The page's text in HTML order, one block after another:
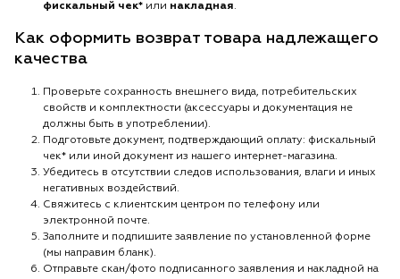
фискальный чек* или накладная.
Как оформить возврат товара надлежащего
качества
Проверьте сохранность внешнего вида, потребительских
свойств и комплектности (аксессуары и документация не
должны быть в употреблении).
Подготовьте документ, подтверждающий оплату: фискальный
чек* или иной документ из нашего интернет-магазина.
Убедитесь в отсутствии следов использования, влаги и иных
негативных воздействий.
Свяжитесь с клиентским центром по телефону или
электронной почте.
Заполните и подпишите заявление по установленной форме
(мы направим бланк).
Отправьте скан/фото подписанного заявления и накладной на